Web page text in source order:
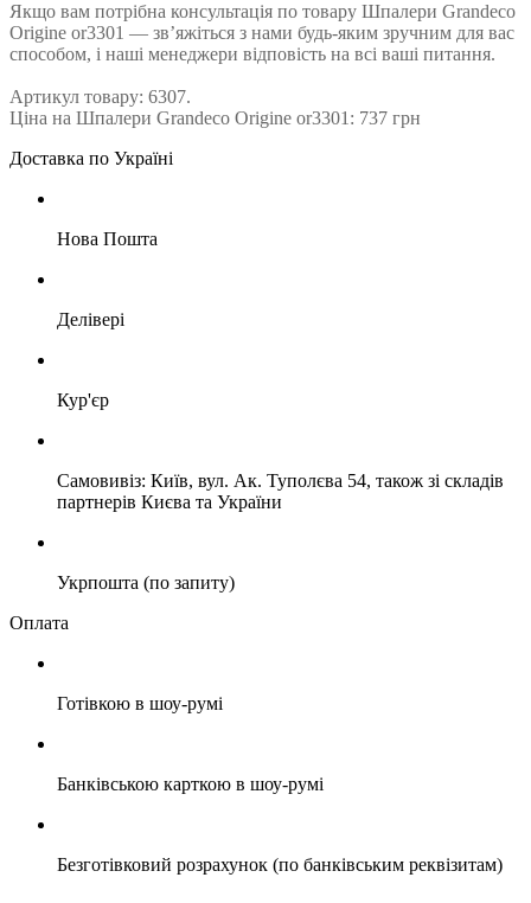
Якщо вам потрібна консультація по товару Шпалери Grandeco
Origine or3301 — зв’яжіться з нами будь-яким зручним для вас
способом, і наші менеджери відповість на всі ваші питання.
Артикул товару: 6307.
Ціна на Шпалери Grandeco Origine or3301: 737 грн
Доставка по Україні
Нова Пошта
Делівері
Кур'єр
Самовивіз: Київ, вул. Ак. Туполєва 54, також зі складів
партнерів Києва та України
Укрпошта (по запиту)
Оплата
Готівкою в шоу-румі
Банківською карткою в шоу-румі
Безготівковий розрахунок (по банківським реквізитам)